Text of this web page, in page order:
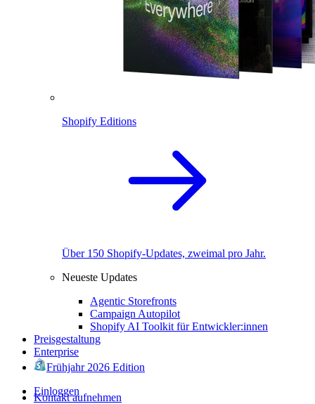
Shopify Editions
Über 150 Shopify-Updates, zweimal pro Jahr.
Neueste Updates
Agentic Storefronts
Campaign Autopilot
Shopify AI Toolkit für Entwickler:innen
Preisgestaltung
Enterprise
Frühjahr 2026 Edition
Einloggen
Kontakt aufnehmen